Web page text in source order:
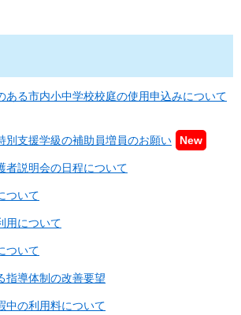
ある市内小中学校校庭の使用申込みについて
別支援学級の補助員増員のお願い New​​
者説明会の日程について
ついて
用について
ついて
指導体制の改善要望
中の利用料について